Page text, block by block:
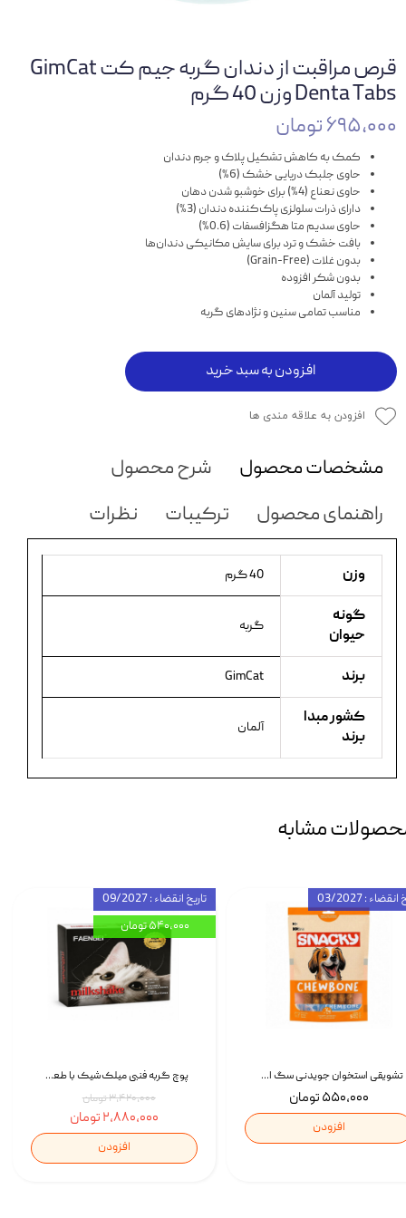
قرص مراقبت از دندان گربه جیم کت GimCat
Denta Tabs وزن 40 گرم
۶۹۵,۰۰۰ تومان
کمک به کاهش تشکیل پلاک و جرم دندان
حاوی جلبک دریایی خشک (6%)
حاوی نعناع (4%) برای خوشبو شدن دهان
دارای ذرات سلولزی پاک‌کننده دندان (3%)
حاوی سدیم متا هگزافسفات (0.6%)
بافت خشک و ترد برای سایش مکانیکی دندان‌ها
بدون غلات (Grain-Free)
بدون شکر افزوده
تولید آلمان
مناسب تمامی سنین و نژادهای گربه
افزودن به سبد خرید
افزودن به علاقه مندی ها
مشخصات محصول
شرح محصول
راهنمای محصول
ترکیبات نظرات
وزن 40 گرم
گونه
حیوان
گربه
برند GimCat
کشور مبدا
برند
آلمان
مشابه
پوچ گربه فنبی میلک‌شیک با طعم مرغ Faenbei Cat Milk Shake Pouch بسته 12 عددی
۳,۴۲۰,۰۰۰ تومان
۲,۸۸۰,۰۰۰ تومان
افزودن
تاریخ انقضاء : 09/2027
۵۴۰,۰۰۰ تومان
تشویقی استخوان جویدنی سگ اسنکی کرانچی با طعم مرغ Snacky Crunchy Munchy وزن 100 گرم
۵۵۰,۰۰۰ تومان
افزودن
: 03/2027